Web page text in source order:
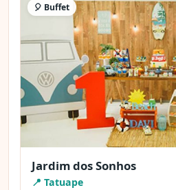
🎈 Buffet
Jardim dos Sonhos
📍 Tatuape